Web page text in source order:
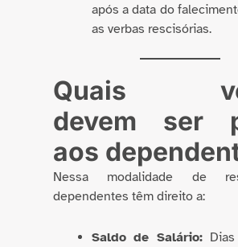
após a data do
as verbas rescisórias.
Quais
devem ser
aos
Nessa modalidade de
dependentes têm direito a:
Saldo de Salário: